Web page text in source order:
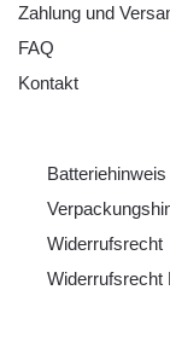
Zahlung und
FAQ
Kontakt
Batteriehinweis
Widerrufsrecht
Widerrufsrecht